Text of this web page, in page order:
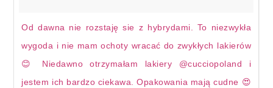
Od dawna nie rozstaję sie z hybrydami. To niezwykła
wygoda i nie mam ochoty wracać do zwykłych lakierów
😊 Niedawno otrzymałam lakiery @cucciopoland i
jestem ich bardzo ciekawa. Opakowania mają cudne 😍